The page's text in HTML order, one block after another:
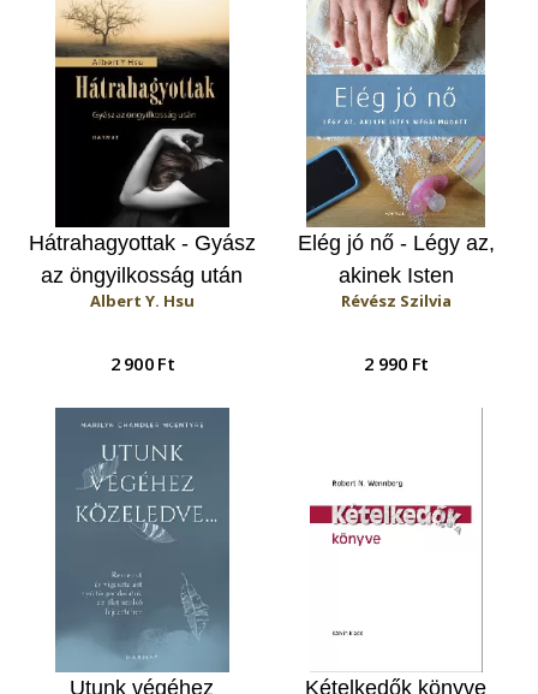
Hátrahagyottak - Gyász
az öngyilkosság után
Albert Y. Hsu
2 900 Ft
Elég jó nő - Légy az,
akinek Isten
megálmodott
Révész Szilvia
2 990 Ft
Utunk végéhez Kételkedők könyve